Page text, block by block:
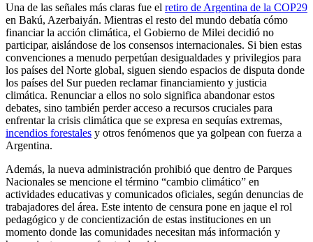
Una de las señales más claras fue el retiro de Argentina de la COP29
en Bakú, Azerbaiyán. Mientras el resto del mundo debatía cómo
financiar la acción climática, el Gobierno de Milei decidió no
participar, aislándose de los consensos internacionales. Si bien estas
convenciones a menudo perpetúan desigualdades y privilegios para
los países del Norte global, siguen siendo espacios de disputa donde
los países del Sur pueden reclamar financiamiento y justicia
climática. Renunciar a ellos no solo significa abandonar estos
debates, sino también perder acceso a recursos cruciales para
enfrentar la crisis climática que se expresa en sequías extremas,
incendios forestales y otros fenómenos que ya golpean con fuerza a
Argentina.
Además, la nueva administración prohibió que dentro de Parques
Nacionales se mencione el término “cambio climático” en
actividades educativas y comunicados oficiales, según denuncias de
trabajadores del área. Este intento de censura pone en jaque el rol
pedagógico y de concientización de estas instituciones en un
momento donde las comunidades necesitan más información y